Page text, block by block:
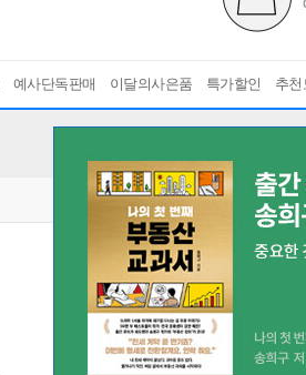
예사단독판매 이달의사은품 특가할인 추천